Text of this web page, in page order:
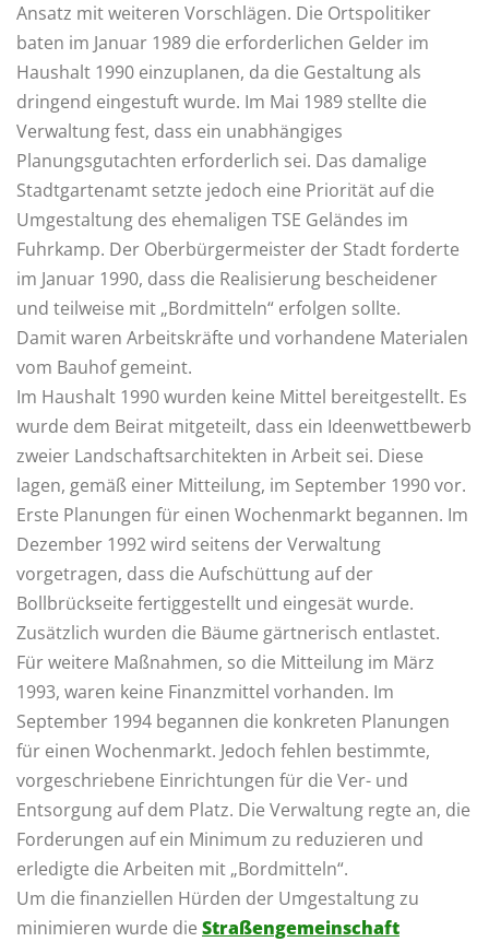
Ansatz mit weiteren Vorschlägen. Die Ortspolitiker
baten im Januar 1989 die erforderlichen Gelder im
Haushalt 1990 einzuplanen, da die Gestaltung als
dringend eingestuft wurde. Im Mai 1989 stellte die
Verwaltung fest, dass ein unabhängiges
Planungsgutachten erforderlich sei. Das damalige
Stadtgartenamt setzte jedoch eine Priorität auf die
Umgestaltung des ehemaligen TSE Geländes im
Fuhrkamp. Der Oberbürgermeister der Stadt forderte
im Januar 1990, dass die Realisierung bescheidener
und teilweise mit „Bordmitteln“ erfolgen sollte.
Damit waren Arbeitskräfte und vorhandene Materialen
vom Bauhof gemeint.
Im Haushalt 1990 wurden keine Mittel bereitgestellt. Es
wurde dem Beirat mitgeteilt, dass ein Ideenwettbewerb
zweier Landschaftsarchitekten in Arbeit sei. Diese
lagen, gemäß einer Mitteilung, im September 1990 vor.
Erste Planungen für einen Wochenmarkt begannen. Im
Dezember 1992 wird seitens der Verwaltung
vorgetragen, dass die Aufschüttung auf der
Bollbrückseite fertiggestellt und eingesät wurde.
Zusätzlich wurden die Bäume gärtnerisch entlastet.
Für weitere Maßnahmen, so die Mitteilung im März
1993, waren keine Finanzmittel vorhanden. Im
September 1994 begannen die konkreten Planungen
für einen Wochenmarkt. Jedoch fehlen bestimmte,
vorgeschriebene Einrichtungen für die Ver- und
Entsorgung auf dem Platz. Die Verwaltung regte an, die
Forderungen auf ein Minimum zu reduzieren und
erledigte die Arbeiten mit „Bordmitteln“.
Um die finanziellen Hürden der Umgestaltung zu
minimieren wurde die Straßengemeinschaft